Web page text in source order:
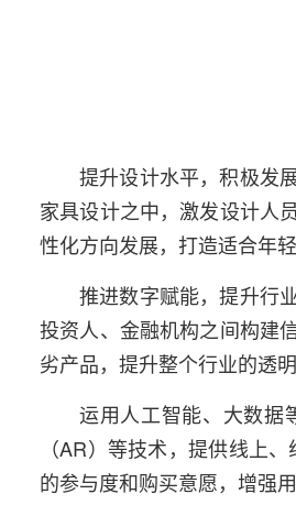
提升设计水平，积极发
家具设计之中，激发设计人
性化方向发展，打造适合年
推进数字赋能，提升行
投资人、金融机构之间构建
劣产品，提升整个行业的透
运用人工智能、大数据
（AR）等技术，提供线上
的参与度和购买意愿，增强用